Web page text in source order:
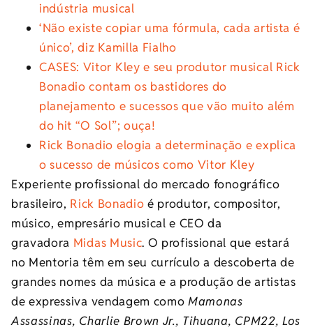
indústria musical
‘Não existe copiar uma fórmula, cada artista é
único’, diz Kamilla Fialho
CASES: Vitor Kley e seu produtor musical Rick
Bonadio contam os bastidores do
planejamento e sucessos que vão muito além
do hit “O Sol”; ouça!
Rick Bonadio elogia a determinação e explica
o sucesso de músicos como Vitor Kley
Experiente profissional do mercado fonográfico
brasileiro, Rick Bonadio é produtor, compositor,
músico, empresário musical e CEO da
gravadora Midas Music. O profissional que estará
no Mentoria têm em seu currículo a descoberta de
grandes nomes da música e a produção de artistas
de expressiva vendagem comoMamonas
Assassinas, Charlie Brown Jr., Tihuana, CPM22, Los